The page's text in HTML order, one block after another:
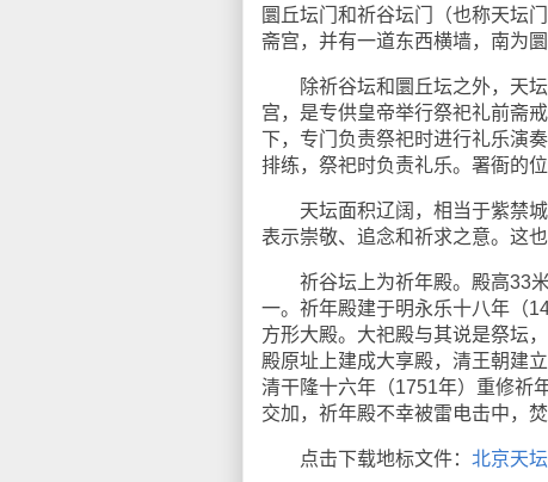
圜丘坛门和祈谷坛门（也称天坛
斋宫，并有一道东西横墙，南为
除祈谷坛和圜丘坛之外，天坛
宫，是专供皇帝举行祭祀礼前斋
下，专门负责祭祀时进行礼乐演
排练，祭祀时负责礼乐。署衙的
天坛面积辽阔，相当于紫禁城
表示崇敬、追念和祈求之意。这
祈谷坛上为祈年殿。殿高33米
一。祈年殿建于明永乐十八年（
方形大殿。大祀殿与其说是祭坛
殿原址上建成大享殿，清王朝建
清干隆十六年（1751年）重修祈
交加，祈年殿不幸被雷电击中，
点击下载地标文件： 北京天坛